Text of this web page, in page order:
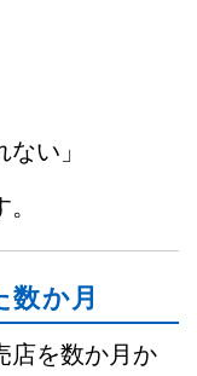
い」
数か月
店を数か月か